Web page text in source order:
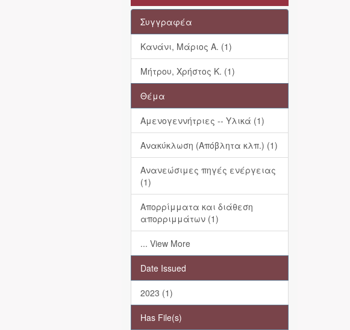
Συγγραφέα
Κανάνι, Μάριος Α. (1)
Μήτρου, Χρήστος Κ. (1)
Θέμα
Αμενογεννήτριες -- Υλικά (1)
Ανακύκλωση (Απόβλητα κλπ.) (1)
Ανανεώσιμες πηγές ενέργειας
(1)
Απορρίμματα και διάθεση
απορριμμάτων (1)
... View More
Date Issued
2023 (1)
Has File(s)